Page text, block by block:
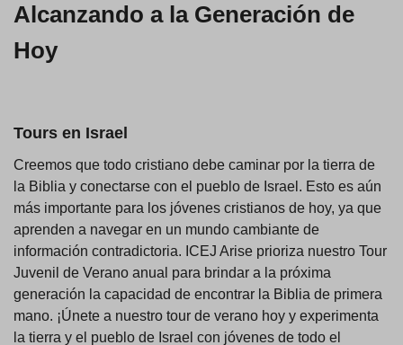
Alcanzando a la Generación de
Hoy
Tours en Israel
Creemos que todo cristiano debe caminar por la tierra de
la Biblia y conectarse con el pueblo de Israel. Esto es aún
más importante para los jóvenes cristianos de hoy, ya que
aprenden a navegar en un mundo cambiante de
información contradictoria. ICEJ Arise prioriza nuestro Tour
Juvenil de Verano anual para brindar a la próxima
generación la capacidad de encontrar la Biblia de primera
mano. ¡Únete a nuestro tour de verano hoy y experimenta
la tierra y el pueblo de Israel con jóvenes de todo el